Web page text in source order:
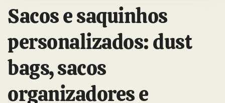
Sacos e saquinhos
personalizados: dust
bags, sacos
organizadores e